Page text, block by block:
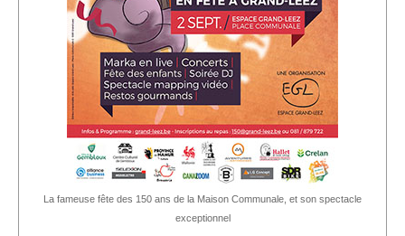
La fameuse fête des 150 ans de la Maison Communale, et son spectacle
exceptionnel